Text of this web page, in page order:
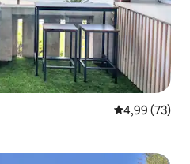
4,99 de uma
4,99 (73)